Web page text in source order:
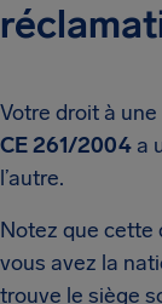
Votre droit à
CE 261/2004 a
l’autre.
Notez que cette
vous avez la
trouve le siège